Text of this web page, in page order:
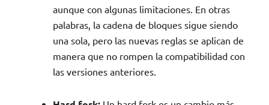
aunque con algunas limitaciones. En otras
palabras, la cadena de bloques sigue siendo
una sola, pero las nuevas reglas se aplican de
manera que no rompen la compatibilidad con
las versiones anteriores.